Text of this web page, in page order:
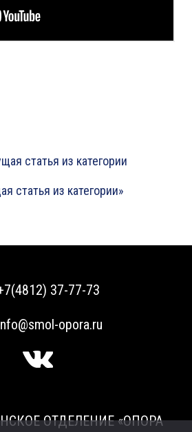
статья из категории
статья из категории»
37-77-73
opora.ru
ОТДЕЛЕНИЕ «ОПОРА